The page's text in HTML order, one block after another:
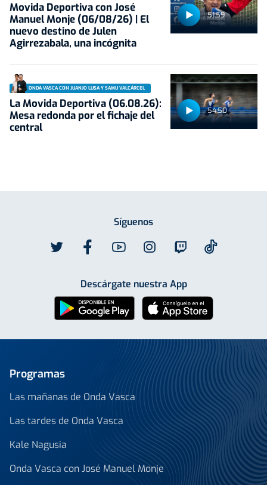
51:59
Movida Deportiva con José
Manuel Monje (06/08/26) | El
nuevo destino de Julen
Agirrezabala, una incógnita
54:50
ONDA VASCA CON JUANJO LUSA Y SAMU VALCÁRCEL
La Movida Deportiva (06.08.26):
Mesa redonda por el fichaje del
central
Síguenos
Descárgate nuestra App
Programas
Las mañanas de Onda Vasca
Las tardes de Onda Vasca
Kale Nagusia
Onda Vasca con José Manuel Monje